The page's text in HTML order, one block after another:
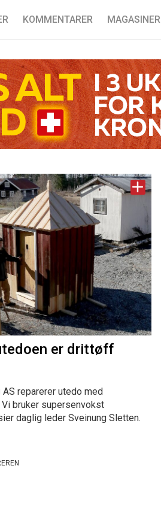
KOMMENTARER MAGASINER
er drittøff
reparerer utedo med
bruker supersenvokst
daglig leder Sveinung Sletten.